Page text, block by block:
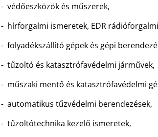
- védőeszközök és műszerek,
- hírforgalmi ismeretek, EDR
- folyadékszállító gépek és gépi
- tűzoltó és katasztrófavédelmi járművek,
- műszaki mentő és katasztrófavédelmi
- automatikus tűzvédelmi berendezések,
- tűzoltótechnika kezelő ismeretek,